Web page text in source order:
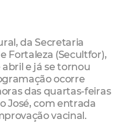
da Secretaria
Fortaleza (Secultfor),
e já se tornou
ocorre
das quartas-feiras
José, com entrada
vacinal.